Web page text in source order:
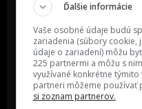
Oslov reklamou viac ako milión
ľudí v rôznych vekových
kategóriách a na rôznych
sociálnych sieťach a nakopni svoj
biznis alebo produkt.
MÁM ZÁUJEM O
SPOLUPRÁCU
Ďalšie informácie
Vaše osobné údaje budú
zariadenia (súbory cookie,
údaje o zariadení) môžu
225 partnermi a môžu s
využívané konkrétne
partneri môžeme používať
si zoznam partnerov.